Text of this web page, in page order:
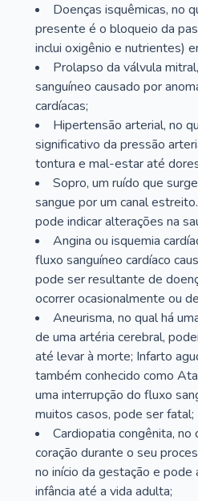
Doenças isquêmicas, no
presente é o bloqueio da
inclui oxigênio e nutrientes)
Prolapso da válvula
sanguíneo causado por
cardíacas;
Hipertensão arterial, no
significativo da pressão
tontura e mal-estar até
Sopro, um ruído que
sangue por um canal
pode indicar alterações na
Angina ou isquemia
fluxo sanguíneo cardíaco
pode ser resultante de
ocorrer ocasionalmente ou
Aneurisma, no qual há
de uma artéria cerebral,
até levar à morte; Infarto
também conhecido como
uma interrupção do fluxo
muitos casos, pode ser fatal;
Cardiopatia congênita, no
coração durante o seu
no início da gestação e
infância até a vida adulta;